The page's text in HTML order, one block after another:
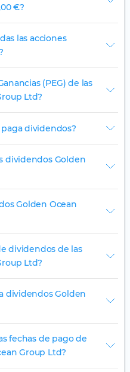
€?
las acciones
(PEG) de las
Ltd?
dividendos?
dividendos Golden
Golden Ocean
dividendos de las
Ltd?
dividendos Golden
fechas de pago de
Group Ltd?